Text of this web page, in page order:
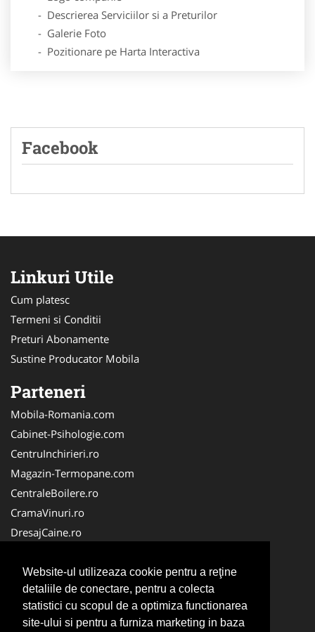
Website-ul utilizeaza cookie pentru a reţine
detaliile de conectare, pentru a colecta
statistici cu scopul de a optimiza functionarea
site-ului si pentru a furniza marketing in baza
- Descrierea Serviciilor si a Preturilor
- Galerie Foto
- Pozitionare pe Harta Interactiva
Facebook
Linkuri Utile
Cum platesc
Termeni si Conditii
Preturi Abonamente
Sustine Producator Mobila
Parteneri
Mobila-Romania.com
Cabinet-Psihologie.com
CentruInchirieri.ro
Magazin-Termopane.com
CentraleBoilere.ro
CramaVinuri.ro
DresajCaine.ro
Alpinist-Utilitar.com
Birouri-Cadastru.ro
FirmaTractariAuto.ro